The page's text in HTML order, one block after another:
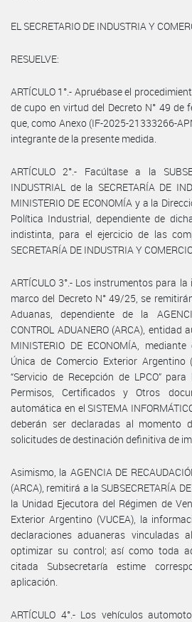
EL SECRETARIO DE INDUSTRIA Y
RESUELVE:
ARTÍCULO 1°.- Apruébase el
de cupo en virtud del Decreto N° 49 de
que, como Anexo (IF-2025-21333266-
integrante de la presente medida.
ARTÍCULO 2°.- Facúltase a la
INDUSTRIAL de la SECRETARÍA DE
MINISTERIO DE ECONOMÍA y a la
Política Industrial, dependiente de
indistinta, para el ejercicio de las
SECRETARÍA DE INDUSTRIA Y
ARTÍCULO 3°.- Los instrumentos para
marco del Decreto N° 49/25, se
Aduanas, dependiente de la
CONTROL ADUANERO (ARCA),
MINISTERIO DE ECONOMÍA,
Única de Comercio Exterior Argentino
“Servicio de Recepción de LPCO”
Permisos, Certificados y Otros
automática en el SISTEMA
deberán ser declaradas al momento
solicitudes de destinación definitiva de
Asimismo, la AGENCIA DE
(ARCA), remitirá a la SUBSECRETARÍA
la Unidad Ejecutora del Régimen de
Exterior Argentino (VUCEA), la
declaraciones aduaneras vinculadas
optimizar su control; así como toda
citada Subsecretaría estime
aplicación.
ARTÍCULO 4°.- Los vehículos